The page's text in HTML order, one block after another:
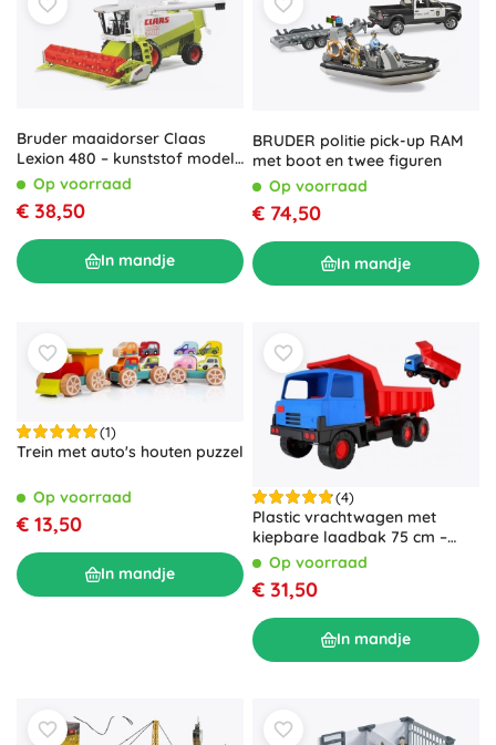
Bruder maaidorser Claas
Lexion 480 – kunststof model
1:20Op voorraad
€ 38,50
In mandje
BRUDER politie pick-up RAM
met boot en twee figuren
Op voorraad
€ 74,50
In mandje
(1)
Trein met auto's houten puzzel
Op voorraad
€ 13,50
In mandje
(4)
Plastic vrachtwagen met
kiepbare laadbak 75 cm –
RoodOp voorraad
€ 31,50
In mandje